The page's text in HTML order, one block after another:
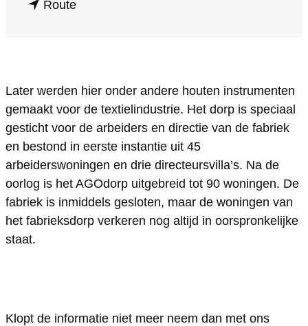
G
.
O
o
r
p
Routen
A
.
G
O
D
o
Later werden hier onder andere houten instrumenten
gemaakt voor de textielindustrie. Het dorp is speciaal
gesticht voor de arbeiders en directie van de fabriek
en bestond in eerste instantie uit 45
arbeiderswoningen en drie directeursvilla’s. Na de
oorlog is het AGOdorp uitgebreid tot 90 woningen. De
fabriek is inmiddels gesloten, maar de woningen van
het fabrieksdorp verkeren nog altijd in oorspronkelijke
staat.
Klopt de informatie niet meer neem dan met ons